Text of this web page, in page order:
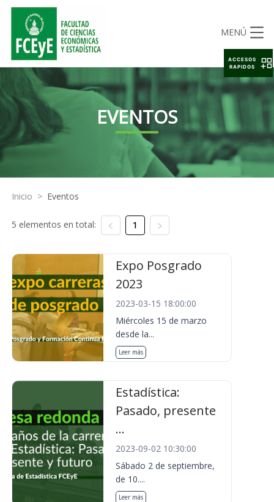
MENÚ
EVENTOS
Inicio > Eventos
5 elementos en total: 1
Expo Posgrado
2023
2023-03-15 18:00:00
Miércoles 15 de marzo
desde la...
Leer más
Estadística:
Pasado, presente
...
2023-09-02 10:30:00
Sábado 2 de septiembre,
de 10....
Leer más
ACCESOS
RAPIDOS